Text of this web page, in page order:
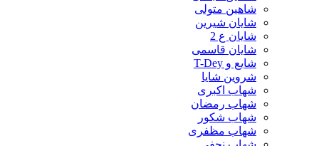
شاهین متولی
شایان شیرین
شایان ع 2
شایان قاسمی
شایع و T-Dey
شروین شایا
شهاب اکبری
شهاب رمضان
شهاب شکور
شهاب مظفری